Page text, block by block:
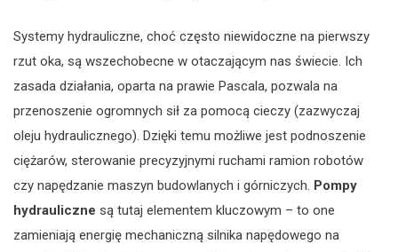
Systemy hydrauliczne, choć często niewidoczne na pierwszy
rzut oka, są wszechobecne w otaczającym nas świecie. Ich
zasada działania, oparta na prawie Pascala, pozwala na
przenoszenie ogromnych sił za pomocą cieczy (zazwyczaj
oleju hydraulicznego). Dzięki temu możliwe jest podnoszenie
ciężarów, sterowanie precyzyjnymi ruchami ramion robotów
czy napędzanie maszyn budowlanych i górniczych. Pompy
hydrauliczne są tutaj elementem kluczowym – to one
zamieniają energię mechaniczną silnika napędowego na